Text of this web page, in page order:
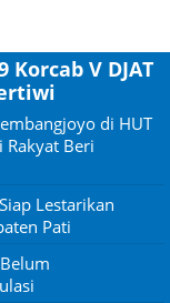
V DJAT
di HUT
Rakyat Beri
Lestarikan
Pati